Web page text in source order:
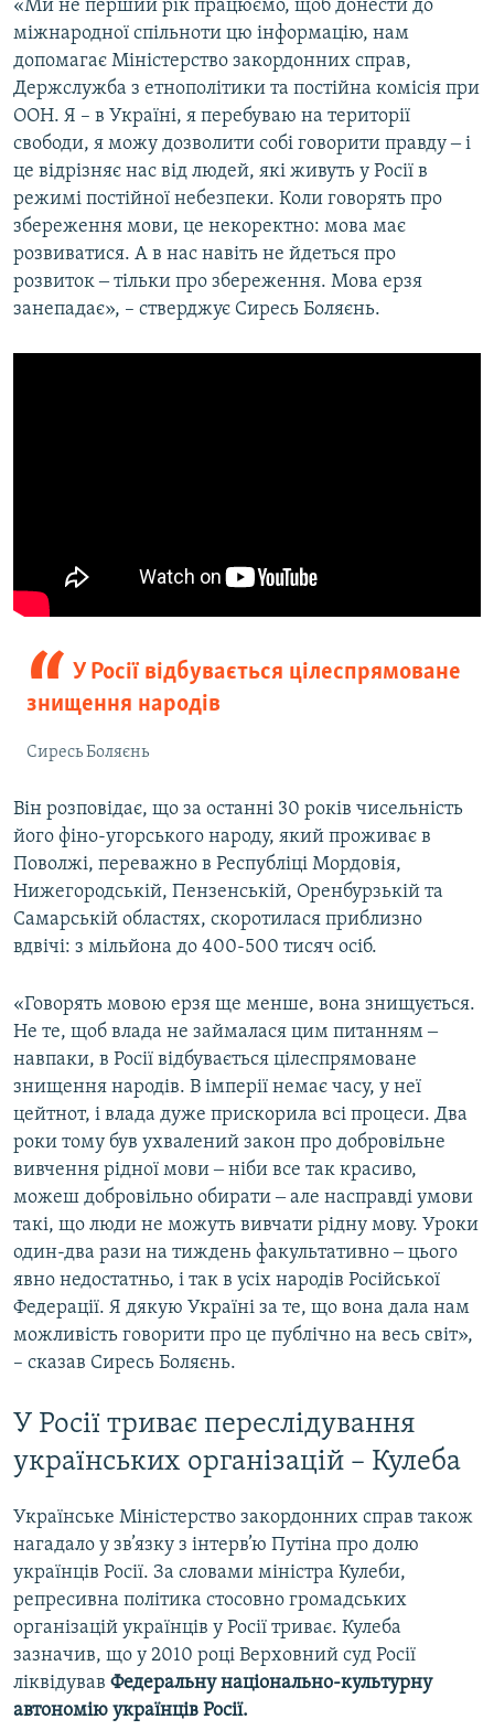
«Ми не перший рік працюємо, щоб донести до
міжнародної спільноти цю інформацію, нам
допомагає Міністерство закордонних справ,
Держслужба з етнополітики та постійна комісія при
ООН. Я – в Україні, я перебуваю на території
свободи, я можу дозволити собі говорити правду ‒ і
це відрізняє нас від людей, які живуть у Росії в
режимі постійної небезпеки. Коли говорять про
збереження мови, це некоректно: мова має
розвиватися. А в нас навіть не йдеться про
розвиток ‒ тільки про збереження. Мова ерзя
занепадає», – стверджує Сиресь Боляєнь.
У Росії відбувається цілеспрямоване
знищення народів
Сиресь Боляєнь
Він розповідає, що за останні 30 років чисельність
його фіно-угорського народу, який проживає в
Поволжі, переважно в Республіці Мордовія,
Нижегородській, Пензенській, Оренбурзькій та
Самарській областях, скоротилася приблизно
вдвічі: з мільйона до 400-500 тисяч осіб.
«Говорять мовою ерзя ще менше, вона знищується.
Не те, щоб влада не займалася цим питанням ‒
навпаки, в Росії відбувається цілеспрямоване
знищення народів. В імперії немає часу, у неї
цейтнот, і влада дуже прискорила всі процеси. Два
роки тому був ухвалений закон про добровільне
вивчення рідної мови ‒ ніби все так красиво,
можеш добровільно обирати ‒ але насправді умови
такі, що люди не можуть вивчати рідну мову. Уроки
один-два рази на тиждень факультативно ‒ цього
явно недостатньо, і так в усіх народів Російської
Федерації. Я дякую Україні за те, що вона дала нам
можливість говорити про це публічно на весь світ»,
– сказав Сиресь Боляєнь.
У Росії триває переслідування
українських організацій – Кулеба
Українське Міністерство закордонних справ також
нагадало у зв’язку з інтерв’ю Путіна про долю
українців Росії. За словами міністра Кулеби,
репресивна політика стосовно громадських
організацій українців у Росії триває. Кулеба
зазначив, що у 2010 році Верховний суд Росії
ліквідував Федеральну національно-культурну
автономію українців Росії.